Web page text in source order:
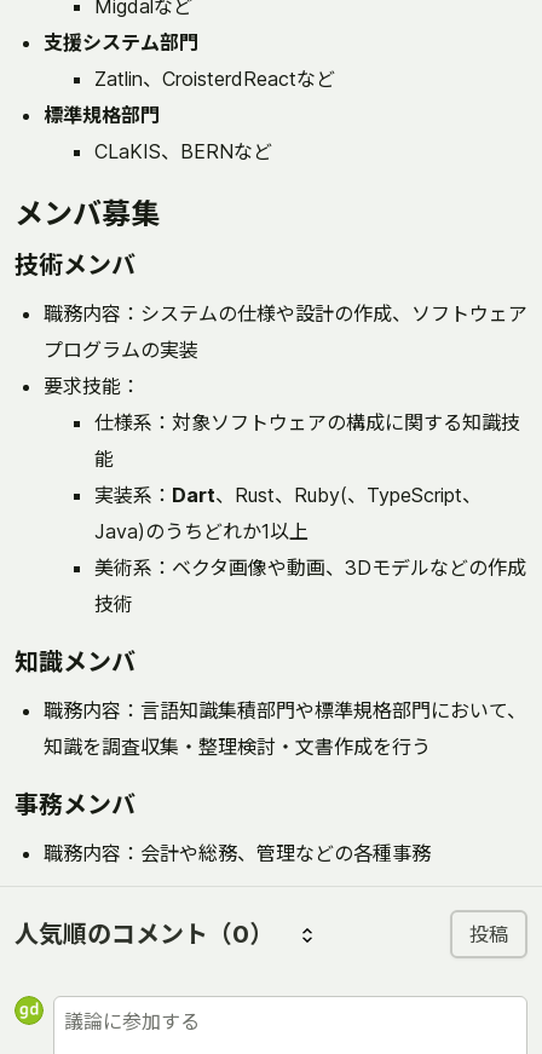
Migdalなど
支援システム部門
Zatlin、CroisterdReactなど
標準規格部門
CLaKIS、BERNなど
メンバ募集
技術メンバ
職務内容：システムの仕様や設計の作成、ソフトウェア
プログラムの実装
要求技能：
仕様系：対象ソフトウェアの構成に関する知識技
能
実装系： Dart、Rust、Ruby(、TypeScript、
Java)のうちどれか1以上
美術系：ベクタ画像や動画、3Dモデルなどの作成
技術
知識メンバ
職務内容：言語知識集積部門や標準規格部門において、
知識を調査収集・整理検討・文書作成を行う
事務メンバ
職務内容：会計や総務、管理などの各種事務
人気順のコメント （0） 投稿